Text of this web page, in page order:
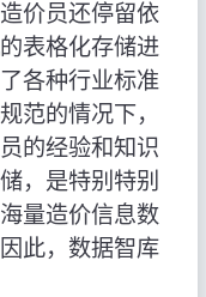
价员还停留依
表格化存储进
各种行业标准
范的情况下，
的经验和知识
，是特别特别
量造价信息数
此，数据智库